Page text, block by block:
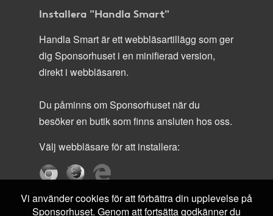
Installera "Handla Smart"
Handla Smart är ett webbläsartillägg som ger
dig Sponsorhuset i en minifierad version,
direkt i webbläsaren.
Du påminns om Sponsorhuset när du
besöker en butik som finns ansluten hos oss.
Välj webbläsare för att installera:
Vi använder cookies för att förbättra din upplevelse på
Sponsorhuset. Genom att fortsätta godkänner du